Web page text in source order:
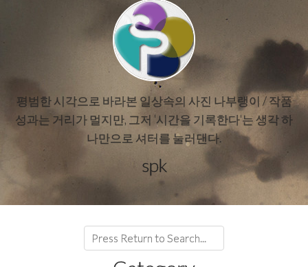
평범한 시각으로 바라본 일상속의 사진 나부랭이 / 작품
성과는 거리가 멀지만, 그저 '시간을 기록한다'는 생각 하
나만으로 셔터를 눌러댄다.
spk